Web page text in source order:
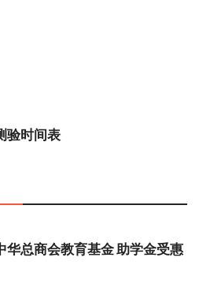
验时间表
华总商会教育基金 助学金受惠